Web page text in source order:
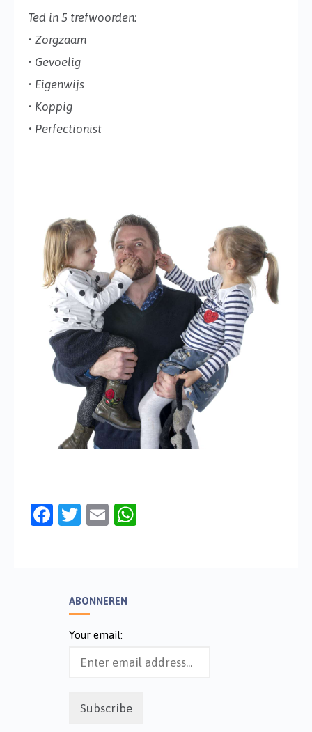
Ted in 5 trefwoorden:
• Zorgzaam
• Gevoelig
• Eigenwijs
• Koppig
• Perfectionist
Facebook
Twitter
Email
ABONNEREN
Your email: